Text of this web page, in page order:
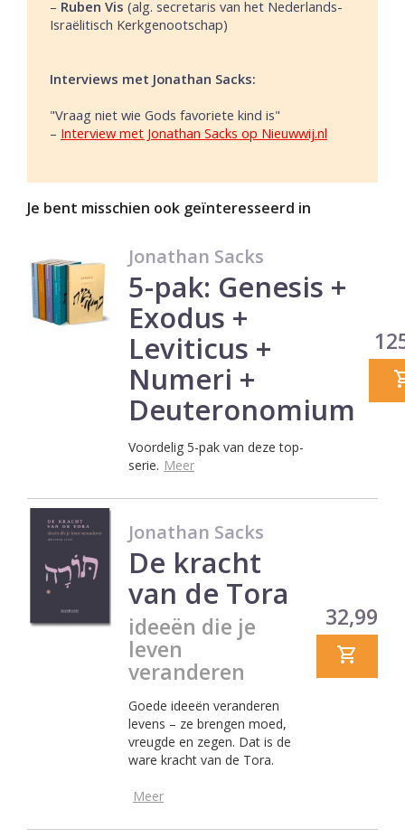
– Ruben Vis (alg. secretaris van het Nederlands-
Israëlitisch Kerkgenootschap)
Interviews met Jonathan Sacks:
"Vraag niet wie Gods favoriete kind is"
– Interview met Jonathan Sacks op Nieuwwij.nl
Je bent misschien ook geïnteresseerd in
Jonathan Sacks
5-pak: Genesis +
Exodus +
Leviticus +
Numeri +
Deuteronomium
Voordelig 5-pak van deze top-
serie. Meer
Jonathan Sacks
De kracht
van de Tora
ideeën die je
leven
veranderen
Goede ideeën veranderen
levens – ze brengen moed,
vreugde en zegen. Dat is de
ware kracht van de Tora.
Meer
Prijs
32,99